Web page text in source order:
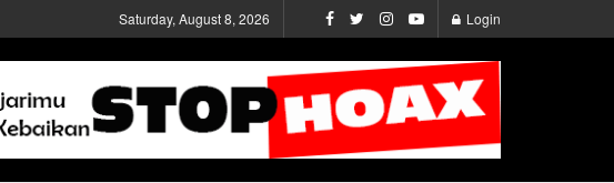
Saturday, August 8, 2026 Login